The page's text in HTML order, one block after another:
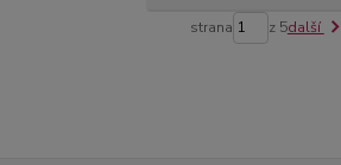
strana z 5další